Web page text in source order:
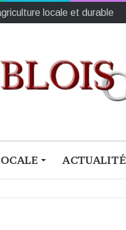
locale et durable
ACTUALITÉ